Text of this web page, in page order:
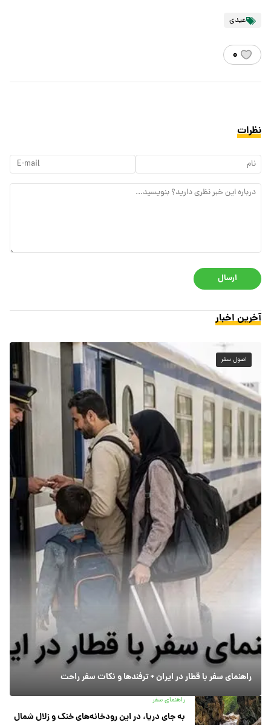
عیدی
۰
نظرات
ارسال
آخرین اخبار
اصول سفر
راهنمای سفر با قطار در ایران + ترفندها و نکات سفر راحت
راهنمای سفر
به جای دریا، در این رودخانه‌های خنک و زلال شمال